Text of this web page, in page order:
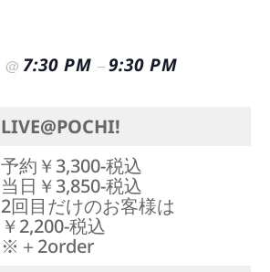
@ 7:30 PM –9:30 PM
LIVE@POCHI!
予約￥3,300-税込
当日￥3,850-税込
2回目だけのお客様は
￥2,200-税込
※＋2order